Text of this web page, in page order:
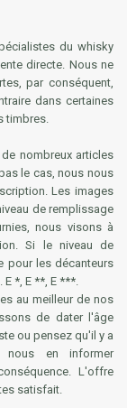
du whisky
directe. Nous ne
par conséquent,
dans certaines
timbres.
nombreux articles
le cas, nous nous
Les images
de remplissage
nous visons à
Si le niveau de
pour les décanteurs
*, E **, E ***.
au meilleur de nos
de dater l'âge
ou pensez qu'il y a
nous en informer
L'offre
satisfait.